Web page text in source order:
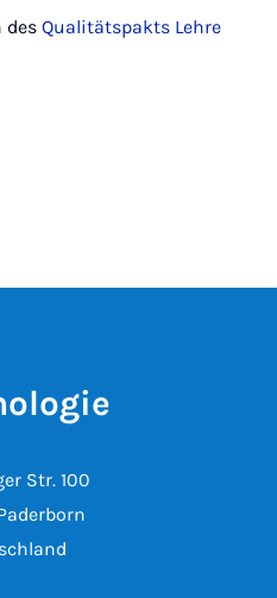
des Qualitätspakts Lehre
Str. 100